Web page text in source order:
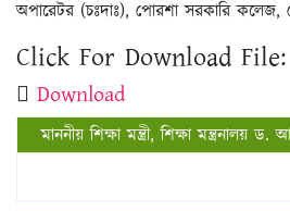
অপারেটর (চঃদাঃ), পোরশা সরকারি কলেজ,
Click For Download File:
Download
মাননীয় শিক্ষা মন্ত্রী, শিক্ষা